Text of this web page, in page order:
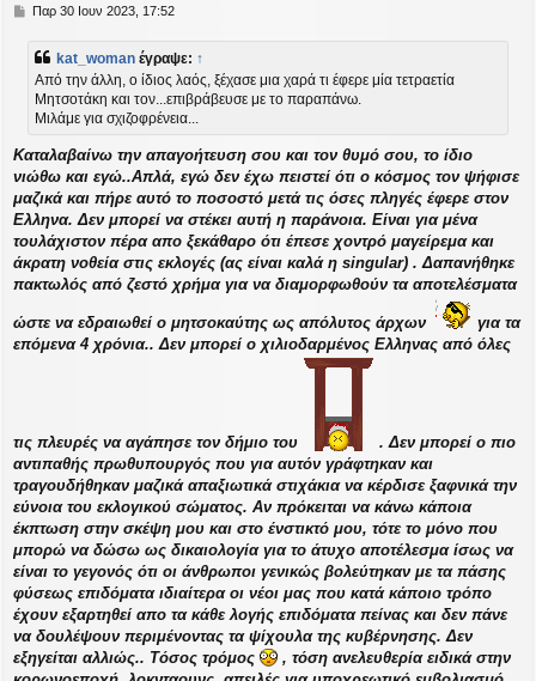
Δ
σ
σ
η
Παρ 30 Ιουν 2023, 17:52
kat_woman έγραψε: ↑
Από την άλλη, ο ίδιος λαός, ξέχασε μια χαρά τι έφερε μία τετραετία
Μητσοτάκη και τον...επιβράβευσε με το παραπάνω.
Μιλάμε για σχιζοφρένεια...
Καταλαβαίνω την απαγοήτευση σου και τον θυμό σου, το ίδιο
νιώθω και εγώ..Απλά, εγώ δεν έχω πειστεί ότι ο κόσμος τον ψήφισε
μαζικά και πήρε αυτό το ποσοστό μετά τις όσες πληγές έφερε στον
Ελληνα. Δεν μπορεί να στέκει αυτή η παράνοια. Είναι για μένα
τουλάχιστον πέρα απο ξεκάθαρο ότι έπεσε χοντρό μαγείρεμα και
άκρατη νοθεία στις εκλογές (ας είναι καλά η singular) . Δαπανήθηκε
πακτωλός από ζεστό χρήμα για να διαμορφωθούν τα αποτελέσματα
ώστε να εδραιωθεί ο μητσοκαύτης ως απόλυτος άρχων
για τα
επόμενα 4 χρόνια.. Δεν μπορεί ο χιλιοδαρμένος Ελληνας από όλες
τις πλευρές να αγάπησε τον δήμιο του
. Δεν μπορεί ο πιο
αντιπαθής πρωθυπουργός που για αυτόν γράφτηκαν και
τραγουδήθηκαν μαζικά απαξιωτικά στιχάκια να κέρδισε ξαφνικά την
εύνοια του εκλογικού σώματος. Αν πρόκειται να κάνω κάποια
έκπτωση στην σκέψη μου και στο ένστικτό μου, τότε το μόνο που
μπορώ να δώσω ως δικαιολογία για το άτυχο αποτέλεσμα ίσως να
είναι το γεγονός ότι οι άνθρωποι γενικώς βολεύτηκαν με τα πάσης
φύσεως επιδόματα ιδιαίτερα οι νέοι μας που κατά κάποιο τρόπο
έχουν εξαρτηθεί απο τα κάθε λογής επιδόματα πείνας και δεν πάνε
να δουλέψουν περιμένοντας τα ψίχουλα της κυβέρνησης. Δεν
εξηγείται αλλιώς.. Τόσος τρόμος
, τόση ανελευθερία ειδικά στην